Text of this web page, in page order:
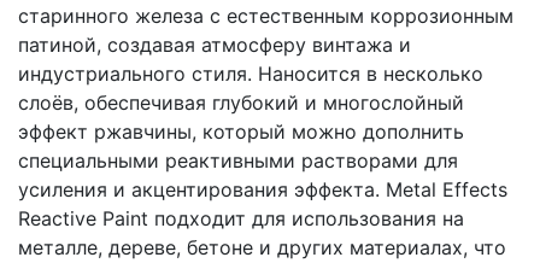
старинного железа с естественным коррозионным
патиной, создавая атмосферу винтажа и
индустриального стиля. Наносится в несколько
слоёв, обеспечивая глубокий и многослойный
эффект ржавчины, который можно дополнить
специальными реактивными растворами для
усиления и акцентирования эффекта. Metal Effects
Reactive Paint подходит для использования на
металле, дереве, бетоне и других материалах, что